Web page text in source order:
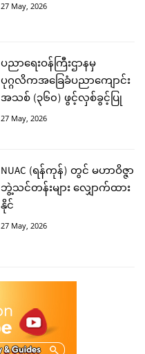
27 May, 2026
ပညာရေးဝန်ကြီးဌာနမှ
ပုဂ္ဂလိကအခြေခံပညာကျောင်း
အသစ် (၃၆၀) ဖွင့်လှစ်ခွင့်ပြု
27 May, 2026
NUAC (ရန်ကုန်) တွင် မဟာဝိဇ္ဇာ
ဘွဲ့သင်တန်းများ လျှောက်ထား
နိုင်
27 May, 2026